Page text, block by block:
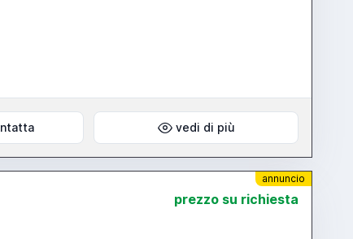
vedi di più
annuncio
prezzo su richiesta